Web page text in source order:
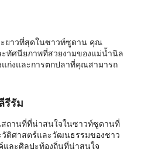
ยาวที่สุดในซาวท์ซูดาน คุณ
ทัศนียภาพที่สวยงามของแม่น้ำนิล
ก่งและการตกปลาที่คุณสามารถ
รีรัม
ถานที่ที่น่าสนใจในซาวท์ซูดานที่
วัติศาสตร์และวัฒนธรรมของชาว
ละศิลปะท้องถิ่นที่น่าสนใจ